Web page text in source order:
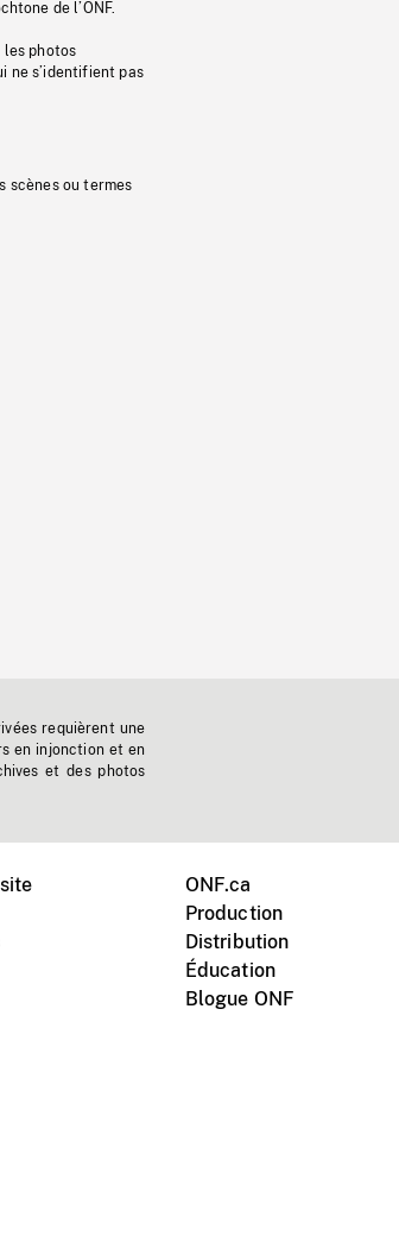
de l’ONF.
les photos
ne s’identifient pas
scènes ou termes
requièrent une
en injonction et en
et des photos
ONF.ca
Production
Distribution
Éducation
Blogue ONF